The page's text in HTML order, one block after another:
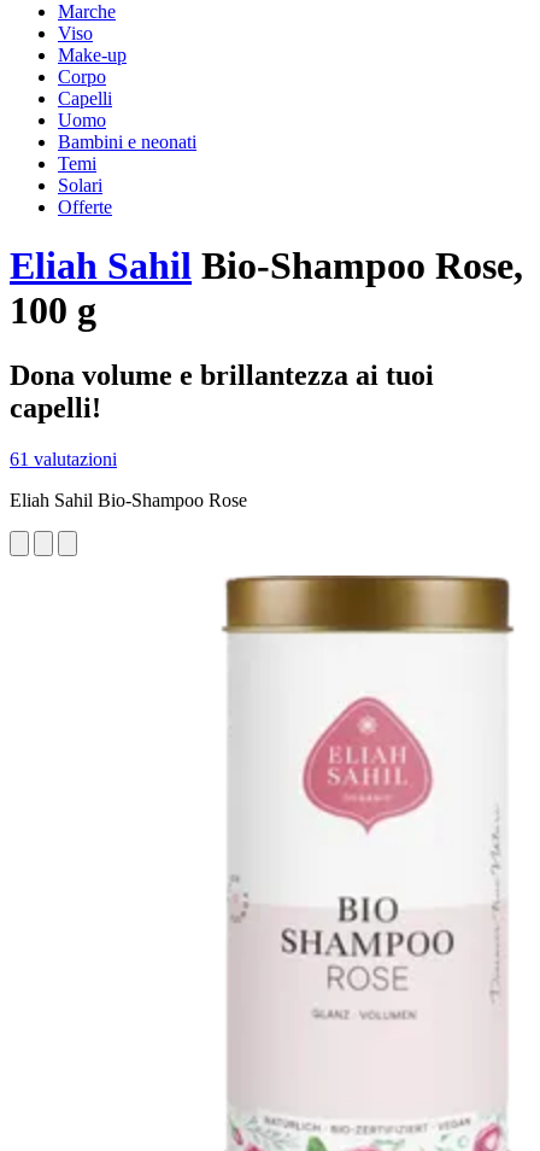
Marche
Viso
Make-up
Corpo
Capelli
Uomo
Bambini e neonati
Temi
Solari
Offerte
Eliah Sahil Bio-Shampoo Rose,
100 g
Dona volume e brillantezza ai tuoi
capelli!
61 valutazioni
Eliah Sahil Bio-Shampoo Rose